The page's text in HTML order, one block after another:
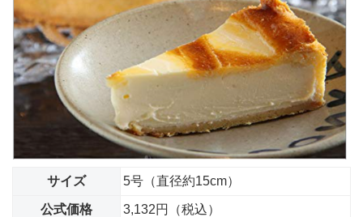
サイズ 5号（直径約15cm）
公式価格 3,132円（税込）